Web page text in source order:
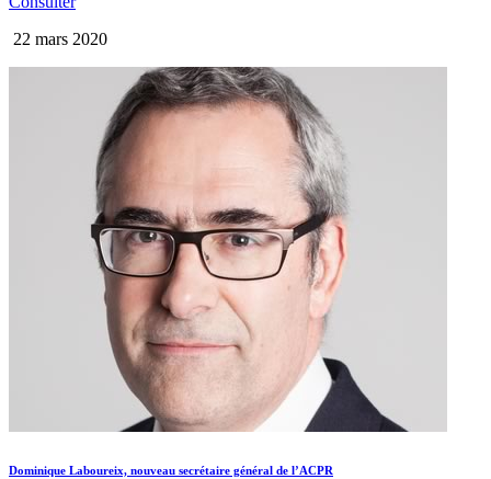
22 mars 2020
Dominique Laboureix, nouveau secrétaire général de l’ACPR